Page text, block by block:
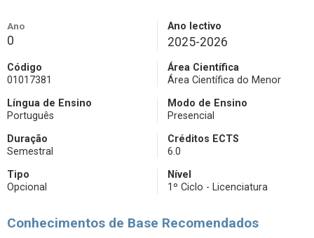
Ano
0
Ano lectivo
2025-2026
Código
01017381
Área Científica
Área Científica do Menor
Língua de Ensino
Português
Modo de Ensino
Presencial
Duração
Semestral
Créditos ECTS
6.0
Tipo
Opcional
Nível
1º Ciclo - Licenciatura
Conhecimentos de Base Recomendados